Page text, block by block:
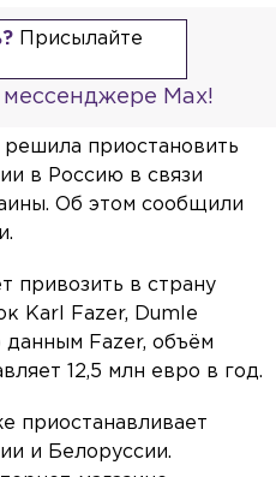
Присылайте
Max!
приостановить
в Россию в связи
Об этом сообщили
привозить в страну
Karl Fazer, Dumle
данным Fazer, объём
12,5 млн евро в год.
приостанавливает
и Белоруссии.